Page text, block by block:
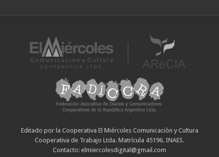
Editado por la Cooperativa El Miércoles Comunicación y Cultura
Cooperativa de Trabajo Ltda. Matrícula 45196. INAES.
Contacto: elmiercolesdigital@gmail.com